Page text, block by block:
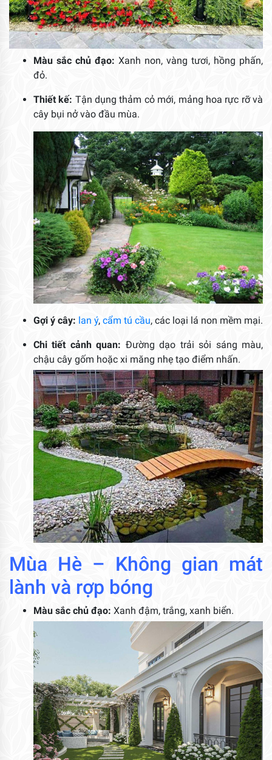
Màu sắc chủ đạo: Xanh non, vàng tươi, hồng phấn,
đỏ.
Thiết kế: Tận dụng thảm cỏ mới, mảng hoa rực rỡ và
cây bụi nở vào đầu mùa.
Gợi ý cây: lan ý, cẩm tú cầu, các loại lá non mềm mại.
Chi tiết cảnh quan: Đường dạo trải sỏi sáng màu,
chậu cây gốm hoặc xi măng nhẹ tạo điểm nhấn.
Mùa Hè – Không gian mát
lành và rợp bóng
Màu sắc chủ đạo: Xanh đậm, trắng, xanh biển.